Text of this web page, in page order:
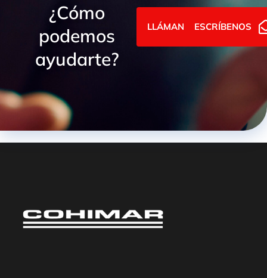
¿Cómo
podemos
ayudarte?
LLÁMANOSESCRÍBENOS